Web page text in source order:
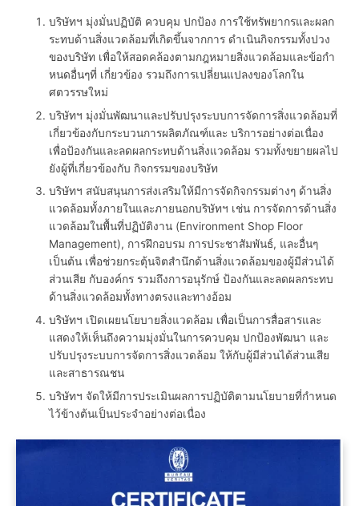
บริษัทฯ มุ่งมั่นปฏิบัติ ควบคุม ปกป้อง การใช้ทรัพยากรและผลก
ระทบด้านสิ่งแวดล้อมที่เกิดขึ้นจากการ ดำเนินกิจกรรมทั้งปวง
ของบริษัท เพื่อให้สอดคล้องตามกฎหมายสิ่งแวดล้อมและข้อกำ
หนดอื่นๆที่ เกี่ยวข้อง รวมถึงการเปลี่ยนแปลงของโลกใน
ศตวรรษใหม่
บริษัทฯ มุ่งมั่นพัฒนาและปรับปรุงระบบการจัดการสิ่งแวดล้อมที่
เกี่ยวข้องกับกระบวนการผลิตภัณฑ์และ บริการอย่างต่อเนื่อง
เพื่อป้องกันและลดผลกระทบด้านสิ่งแวดล้อม รวมทั้งขยายผลไป
ยังผู้ที่เกี่ยวข้องกับ กิจกรรมของบริษัท
บริษัทฯ สนับสนุนการส่งเสริมให้มีการจัดกิจกรรมต่างๆ ด้านสิ่ง
แวดล้อมทั้งภายในและภายนอกบริษัทฯ เช่น การจัดการด้านสิ่ง
แวดล้อมในพื้นที่ปฏิบัติงาน (Environment Shop Floor
Management), การฝึกอบรม การประชาสัมพันธ์, และอื่นๆ
เป็นต้น เพื่อช่วยกระตุ้นจิตสำนึกด้านสิ่งแวดล้อมของผู้มีส่วนได้
ส่วนเสีย กับองค์กร รวมถึงการอนุรักษ์ ป้องกันและลดผลกระทบ
ด้านสิ่งแวดล้อมทั้งทางตรงและทางอ้อม
บริษัทฯ เปิดเผยนโยบายสิ่งแวดล้อม เพื่อเป็นการสื่อสารและ
แสดงให้เห็นถึงความมุ่งมั่นในการควบคุม ปกป้องพัฒนา และ
ปรับปรุงระบบการจัดการสิ่งแวดล้อม ให้กับผู้มีส่วนได้ส่วนเสีย
และสาธารณชน
บริษัทฯ จัดให้มีการประเมินผลการปฏิบัติตามนโยบายที่กำหนด
ไว้ข้างต้นเป็นประจำอย่างต่อเนื่อง